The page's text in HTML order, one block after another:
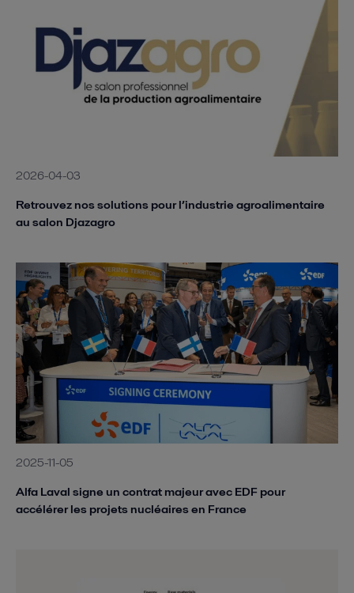
2026-04-03
Retrouvez nos solutions pour l’industrie agroalimentaire
au salon Djazagro
2025-11-05
Alfa Laval signe un contrat majeur avec EDF pour
accélérer les projets nucléaires en France